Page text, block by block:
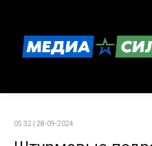
05:32 | 28-09-2024